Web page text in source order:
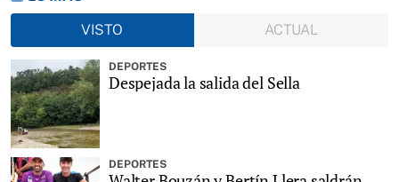
VISTO
ACTUAL
DEPORTES
Despejada la salida del Sella
DEPORTES